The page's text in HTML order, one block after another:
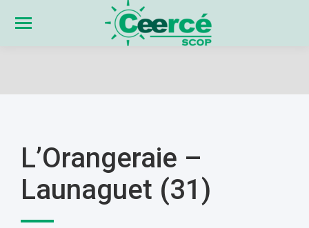
L’Orangeraie –
Launaguet (31)